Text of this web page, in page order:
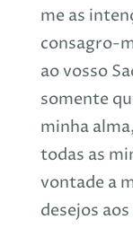
me as
consagro-
ao vosso
somente
minha
todas as
vontade a
desejos